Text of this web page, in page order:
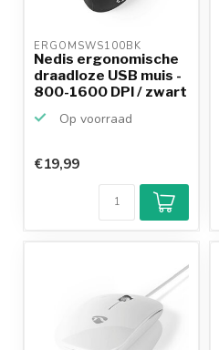
ERGOMSWS100BK
Nedis ergonomische
draadloze USB muis -
800-1600 DPI / zwart
Op voorraad
€19,99